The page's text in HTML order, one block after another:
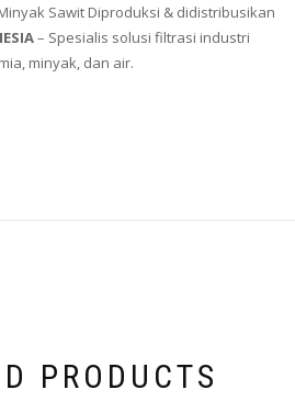
Sawit Diproduksi & didistribusikan
– Spesialis solusi filtrasi industri
minyak, dan air.
PRODUCTS